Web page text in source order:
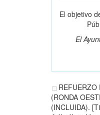
El objetivo
El
REFUERZO
(RONDA
(INCLUIDA).